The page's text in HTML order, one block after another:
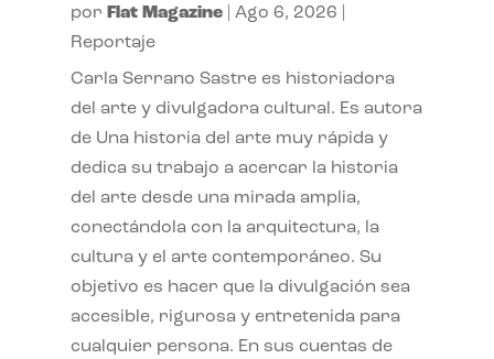
por Flat Magazine| Ago 6, 2026
Reportaje
Carla Serrano Sastre es historiadora
del arte y divulgadora cultural. Es autora
de Una historia del arte muy rápida y
dedica su trabajo a acercar la historia
del arte desde una mirada amplia,
conectándola con la arquitectura, la
cultura y el arte contemporáneo. Su
objetivo es hacer que la divulgación sea
accesible, rigurosa y entretenida para
cualquier persona. En sus cuentas de